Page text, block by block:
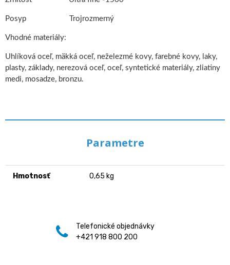
Posyp Trojrozmerný
Vhodné materiály:
Uhlíková oceľ, mäkká oceľ, neželezmé kovy, farebné kovy, laky,
plasty, základy, nerezová oceľ, oceľ, syntetické materiály, zliatiny
medi, mosadze, bronzu.
Parametre
Hmotnosť 0,65 kg
Telefonické objednávky
+421 918 800 200